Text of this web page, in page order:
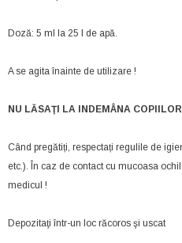
Doză: 5 ml la 25 l de apă.
A se agita înainte de utilizare !
NU LĂSAŢI LA INDEMÂNA
Când pregătiți, respectați regulile de
etc.). În caz de contact cu mucoasa
medicul !
Depozitaţi într-un loc răcoros şi uscat